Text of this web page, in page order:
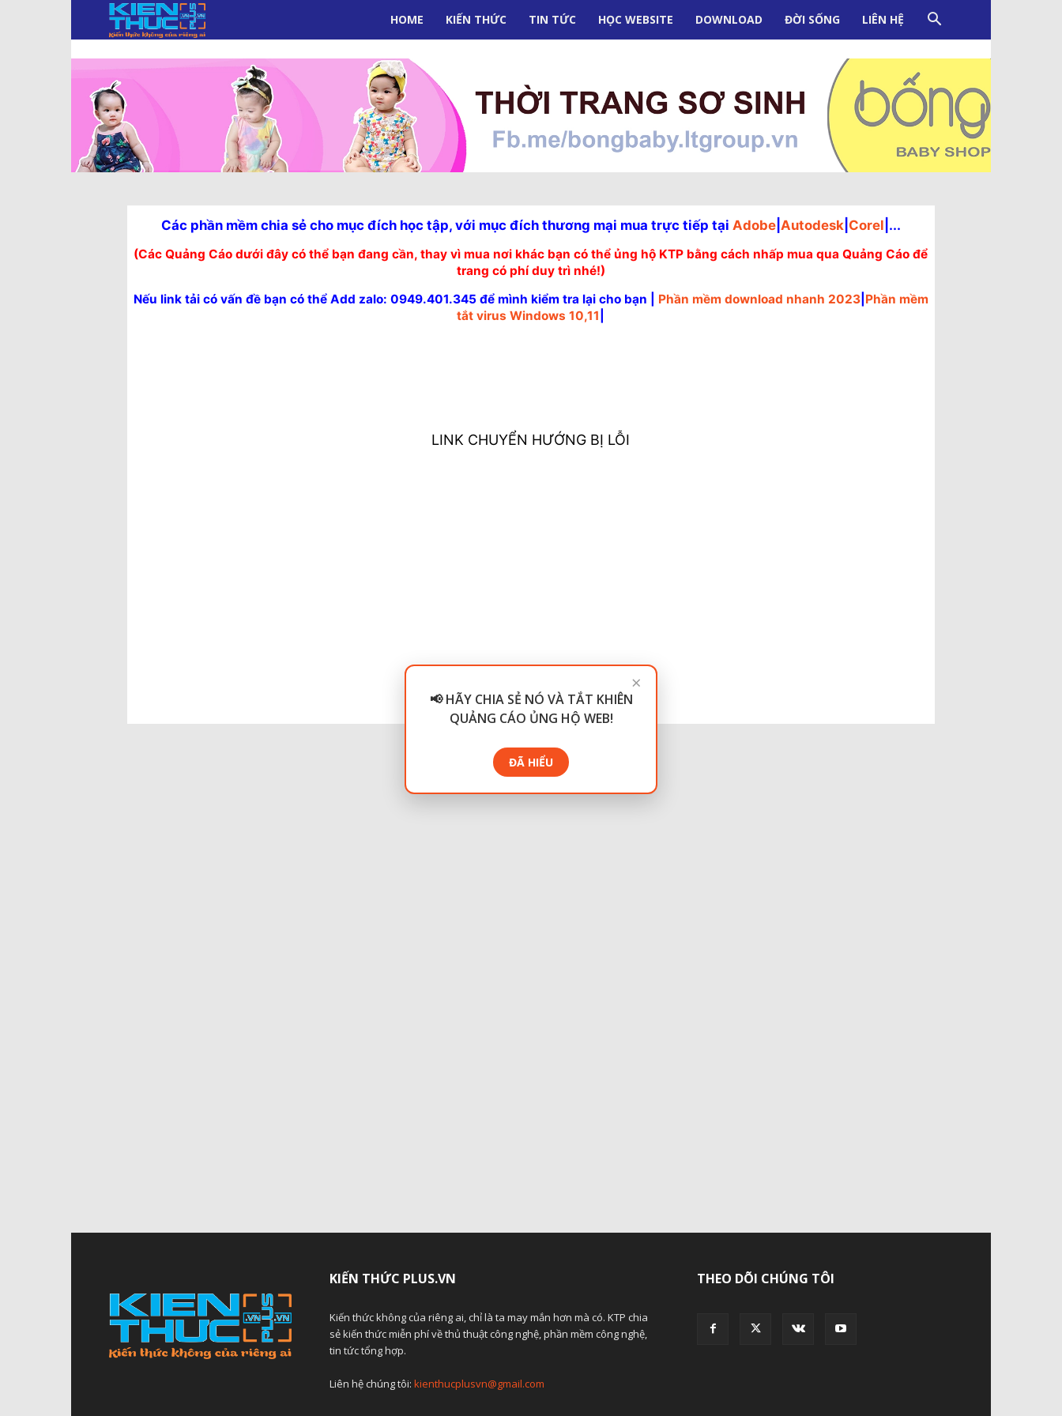
KIẾN
THỨC
PLUS.VN
HOME KIẾN THỨC TIN TỨC HỌC WEBSITE DOWNLOAD ĐỜI SỐNG LIÊN HỆ
Các phần mềm chia sẻ cho mục đích học tập, với mục đích thương mại mua trực tiếp tại Adobe| Autodesk| Corel |...
(Các Quảng Cáo dưới đây có thể bạn đang cần, thay vì mua nơi khác bạn có thể ủng hộ KTP bằng cách nhấp mua qua Quảng Cáo để
trang có phí duy trì nhé!)
Nếu link tải có vấn đề bạn có thể Add zalo: 0949.401.345 để mình kiểm tra lại cho bạn | Phần mềm download nhanh 2023| Phần mềm
tắt virus Windows 10,11
LINK CHUYỂN HƯỚNG BỊ LỖI
KIẾN THỨC PLUS.VN
Kiến thức không của riêng ai, chỉ là ta may mắn hơn mà có. KTP chia
sẻ kiến thức miễn phí về thủ thuật công nghệ, phần mềm công nghệ,
tin tức tổng hợp.
Liên hệ chúng tôi: kienthucplusvn@gmail.com
THEO DÕI CHÚNG TÔI
×
📢 HÃY CHIA SẺ NÓ VÀ TẮT KHIÊN
QUẢNG CÁO ỦNG HỘ WEB!
ĐÃ HIỂU